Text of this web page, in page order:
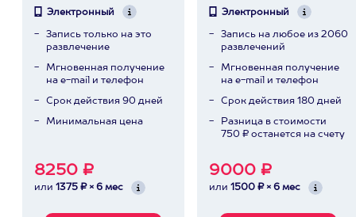
Электронный
Запись только на это
развлечение
Мгновенная получение
на e-mail и телефон
Срок действия 90 дней
Минимальная цена
8250 ₽
или 1375 ₽ × 6 мес
Электронный
Запись на любое из 2060
развлечений
Мгновенная получение
на e-mail и телефон
Срок действия 180 дней
Разница в стоимости
750 ₽ останется на счету
9000 ₽
или 1500 ₽ × 6 мес